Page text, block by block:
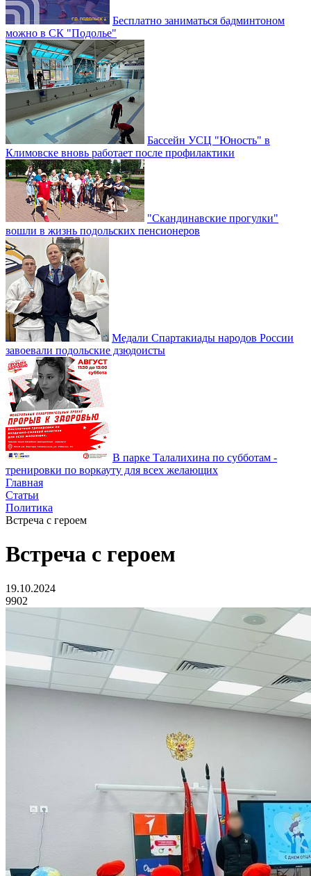
Бесплатно заниматься бадминтоном
можно в СК "Подолье"
Бассейн УСЦ "Юность" в
Климовске вновь работает после профилактики
"Скандинавские прогулки"
вошли в жизнь подольских пенсионеров
Медали Спартакиады народов России
завоевали подольские дзюдоисты
В парке Талалихина по субботам -
тренировки по воркауту для всех желающих
Главная
Статьи
Политика
Встреча с героем
Встреча с героем
19.10.2024
9902